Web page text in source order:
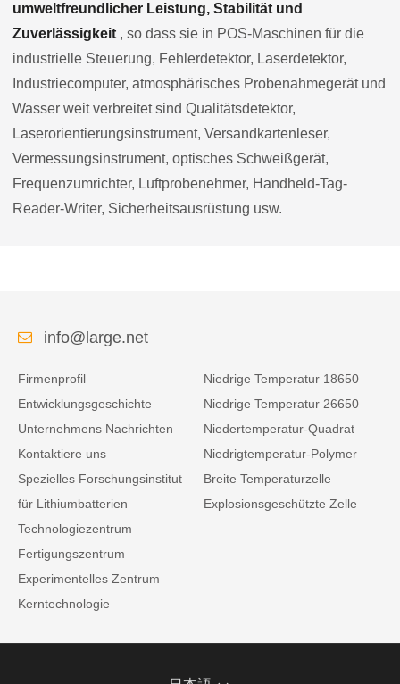
umweltfreundlicher Leistung, Stabilität und
Zuverlässigkeit , so dass sie in POS-Maschinen für die
industrielle Steuerung, Fehlerdetektor, Laserdetektor,
Industriecomputer, atmosphärisches Probenahmegerät und
Wasser weit verbreitet sind Qualitätsdetektor,
Laserorientierungsinstrument, Versandkartenleser,
Vermessungsinstrument, optisches Schweißgerät,
Frequenzumrichter, Luftprobenehmer, Handheld-Tag-
Reader-Writer, Sicherheitsausrüstung usw.
info@large.net
Firmenprofil
Entwicklungsgeschichte
Unternehmens Nachrichten
Kontaktiere uns
Spezielles Forschungsinstitut
für Lithiumbatterien
Technologiezentrum
Fertigungszentrum
Experimentelles Zentrum
Kerntechnologie
Niedrige Temperatur 18650
Niedrige Temperatur 26650
Niedertemperatur-Quadrat
Niedrigtemperatur-Polymer
Breite Temperaturzelle
Explosionsgeschützte Zelle